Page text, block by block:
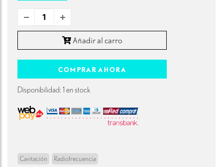
Añadir al carro
COMPRAR AHORA
Disponibilidad: 1 en stock
Cavitación Radiofrecuencia